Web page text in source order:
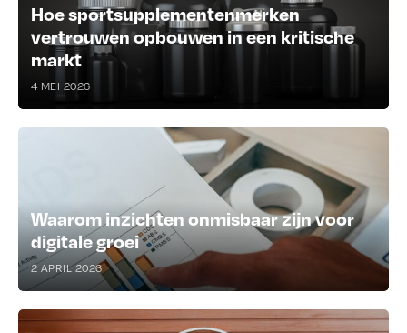
Hoe sportsupplementenmerken
vertrouwen opbouwen in een kritische
markt
4 MEI 2026
Waarom inzichten onmisbaar zijn voor
digitale groei
2 APRIL 2026